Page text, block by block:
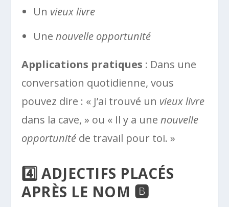
Un vieux livre
Unenouvelle opportunité
Applications pratiques : Dans une
conversation quotidienne, vous
pouvez dire : « J’ai trouvé un vieux livre
dans la cave, » ou « Il y a unenouvelle
opportunité de travail pour toi. »
4️⃣ ADJECTIFS PLACÉS
APRÈS LE NOM 🅱️